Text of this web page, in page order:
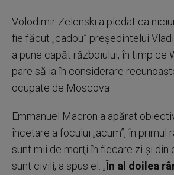
Volodimir Zelenski a pledat ca
fie făcut „cadou” preşedintelui
a pune capăt războiului, în timp ce
pare să ia în considerare
ocupate de Moscova
Emmanuel Macron a apărat
încetare a focului „acum”, în primul
sunt mii de morţi în fiecare zi şi din
sunt civili, a spus el. „În al doilea